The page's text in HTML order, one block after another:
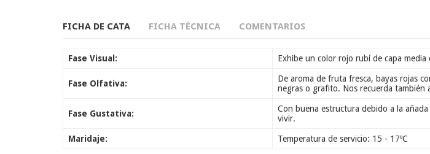
FICHA DE CATA FICHA TÉCNICA COMENTARIOS
Fase Visual: Exhibe un color rojo rubí de capa
Fase Olfativa:
De aroma de fruta fresca, bayas rojas
negras o grafito. Nos recuerda también
Fase Gustativa:
Con buena estructura debido a la
vivir.
Maridaje: Temperatura de servicio: 15 - 17ºC